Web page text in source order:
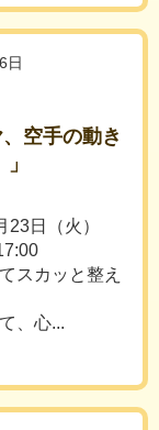
日
、空手の動き
日（火）
スカッと整え
、心...